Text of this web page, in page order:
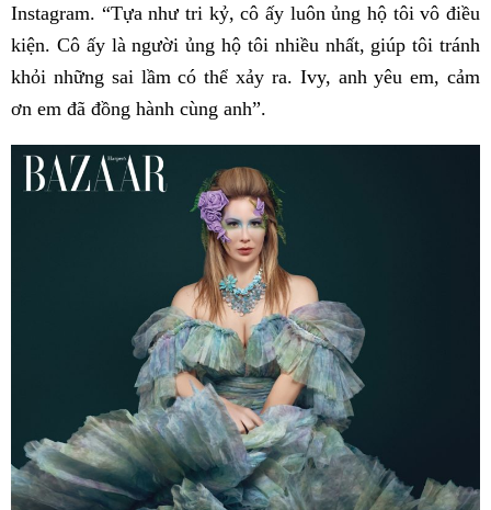
Instagram. “Tựa như tri kỷ, cô ấy luôn ủng hộ tôi vô điều
kiện. Cô ấy là người ủng hộ tôi nhiều nhất, giúp tôi tránh
khỏi những sai lầm có thể xảy ra. Ivy, anh yêu em, cảm
ơn em đã đồng hành cùng anh”.